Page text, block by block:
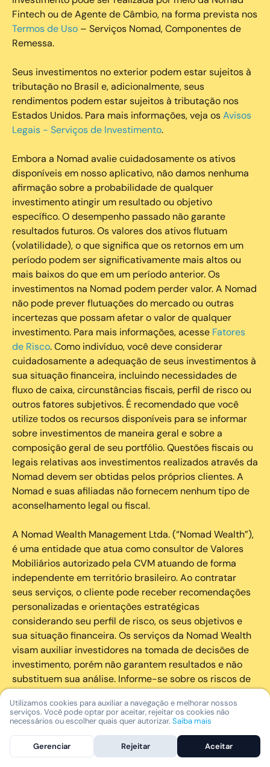
Fintech ou de Agente de Câmbio, na forma prevista nos
Termos de Uso – Serviços Nomad, Componentes de
Remessa.
Seus investimentos no exterior podem estar sujeitos à
tributação no Brasil e, adicionalmente, seus
rendimentos podem estar sujeitos à tributação nos
Estados Unidos. Para mais informações, veja osAvisos
Legais - Serviços de Investimento.
Embora a Nomad avalie cuidadosamente os ativos
disponíveis em nosso aplicativo, não damos nenhuma
afirmação sobre a probabilidade de qualquer
investimento atingir um resultado ou objetivo
específico. O desempenho passado não garante
resultados futuros. Os valores dos ativos flutuam
(volatilidade), o que significa que os retornos em um
período podem ser significativamente mais altos ou
mais baixos do que em um período anterior. Os
investimentos na Nomad podem perder valor. A Nomad
não pode prever flutuações do mercado ou outras
incertezas que possam afetar o valor de qualquer
investimento. Para mais informações, acesse Fatores
de Risco. Como indivíduo, você deve considerar
cuidadosamente a adequação de seus investimentos à
sua situação financeira, incluindo necessidades de
fluxo de caixa, circunstâncias fiscais, perfil de risco ou
outros fatores subjetivos. É recomendado que você
utilize todos os recursos disponíveis para se informar
sobre investimentos de maneira geral e sobre a
composição geral de seu portfólio. Questões fiscais ou
legais relativas aos investimentos realizados através da
Nomad devem ser obtidas pelos próprios clientes. A
Nomad e suas afiliadas não fornecem nenhum tipo de
aconselhamento legal ou fiscal.
A Nomad Wealth Management Ltda. (“Nomad Wealth”),
é uma entidade que atua como consultor de Valores
Mobiliários autorizado pela CVM atuando de forma
independente em território brasileiro. Ao contratar
seus serviços, o cliente pode receber recomendações
personalizadas e orientações estratégicas
considerando seu perfil de risco, os seus objetivos e
sua situação financeira. Os serviços da Nomad Wealth
visam auxiliar investidores na tomada de decisões de
investimento, porém não garantem resultados e não
substituem sua análise. Informe-se sobre os riscos de
cada investimento e invista com responsabilidade.
As marcas registradas, logotipos e marcas de serviço
que aparecem nos Serviços, incluindo, mas não se
limitando à marca registrada “Nomad” são marcas
Utilizamos cookies para auxiliar a navegação e melhorar nossos
serviços. Você pode optar por aceitar, rejeitar os cookies não
necessários ou escolher quais quer autorizar. Saiba mais
Gerenciar Rejeitar Aceitar